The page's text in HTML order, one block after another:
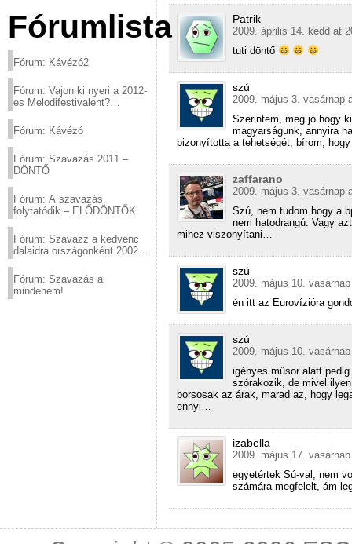
Fórumlista
Fórum: Kávézó2
Fórum: Vajon ki nyeri a 2012-
es Melodifestivalent?
Fórum: Kávézó
Fórum: Szavazás 2011 –
DÖNTŐ
Fórum: A szavazás
folytatódik – ELŐDÖNTŐK
Fórum: Szavazz a kedvenc
dalaidra országonként 2002
Fórum: Szavazás a
mindenem!
Patrik
2009. április 14. kedd at
tuti döntő
szú
2009. május 3. vasárnap
Szerintem, meg jó hogy
magyarságunk, annyira
bizonyította a tehetségét, bírom,
zaffarano
2009. május 3. vasárnap
Szú, nem tudom hogy a
nem hatodrangú. Vagy
mihez viszonyítani…
szú
2009. május 10.
én itt az Eurovízióra
szú
2009. május 10.
igényes műsor alatt
szórakozik, de mivel
borsosak az árak, marad az, hogy
ennyi…
izabella
2009. május 17.
egyetértek Sú-val, nem
számára megfelelt, ám